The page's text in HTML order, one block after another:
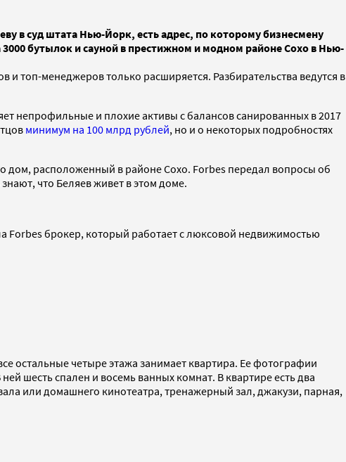
в суд штата Нью-Йорк, есть адрес, по которому бизнесмену
бутылок и сауной в престижном и модном районе Сохо в Нью-
топ-менеджеров только расширяется. Разбирательства ведутся в
непрофильные и плохие активы с балансов санированных в 2017
минимум на 100 млрд рублей, но и о некоторых подробностях
дом, расположенный в районе Сохо. Forbes передал вопросы об
что Беляев живет в этом доме.
Forbes брокер, который работает с люксовой недвижимостью
остальные четыре этажа занимает квартира. Ее фотографии
шесть спален и восемь ванных комнат. В квартире есть два
или домашнего кинотеатра, тренажерный зал, джакузи, парная,